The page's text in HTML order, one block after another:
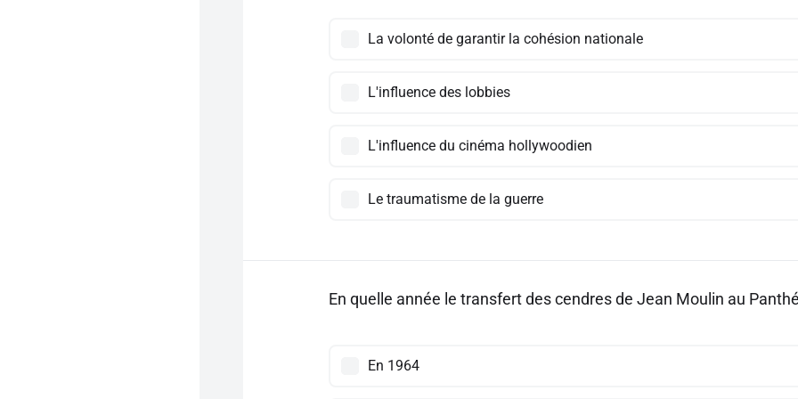
La volonté de garantir la cohésion nationale
L'influence des lobbies
L'influence du cinéma hollywoodien
Le traumatisme de la guerre
En quelle année le transfert des cendres de Jean Moulin au
En 1964